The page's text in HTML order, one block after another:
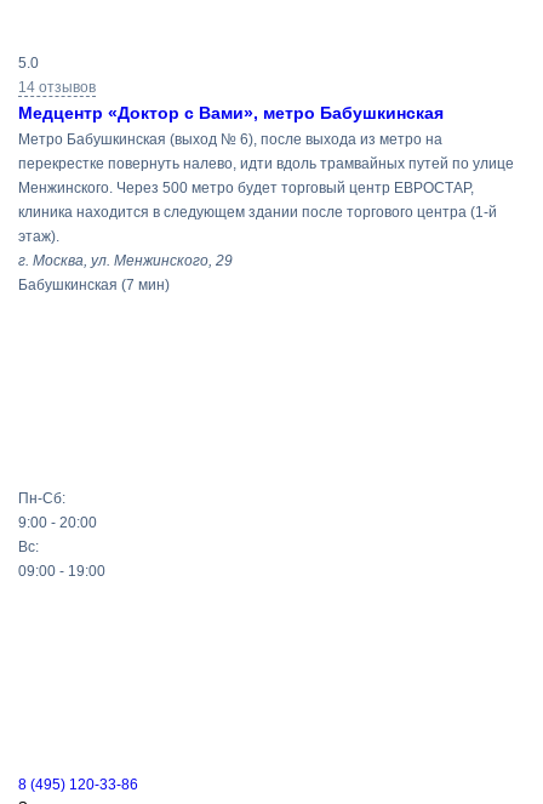
поиска
5.0
14 отзывов
Медцентр «Доктор с Вами», метро Бабушкинская
Метро Бабушкинская (выход № 6), после выхода из метро на
перекрестке повернуть налево, идти вдоль трамвайных путей по улице
Менжинского. Через 500 метро будет торговый центр ЕВРОСТАР,
клиника находится в следующем здании после торгового центра (1-й
этаж).
г. Москва, ул. Менжинского, 29
Бабушкинская (7 мин)
Пн-Сб:
9:00 - 20:00
Вс:
09:00 - 19:00
8 (495) 120-33-86